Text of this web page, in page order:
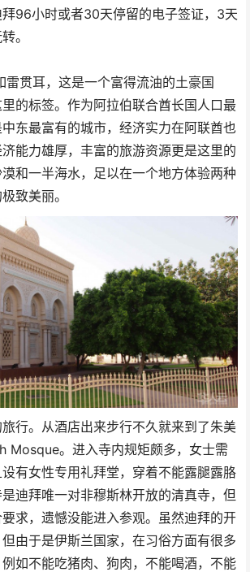
96小时或者30天停留的电子签证，3天
。
雷贯耳，这是一个富得流油的土豪国
的标签。作为阿拉伯联合酋长国人口最
东最富有的城市，经济实力在阿联酋也
能力雄厚，丰富的旅游资源更是这里的
和一半海水，足以在一个地方体验两种
致美丽。
行。从酒店出来步行不久就来到了朱美
Mosque。进入寺内规矩颇多，女士需
有女性专用礼拜堂，穿着不能露腿露胳
迪拜唯一对非穆斯林开放的清真寺，但
求，遗憾没能进入参观。虽然迪拜的开
由于是伊斯兰国家，在习俗方面有很多
如不能吃猪肉、狗肉，不能喝酒，不能